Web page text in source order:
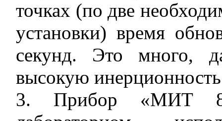
точках (по две
установки) время
секунд. Это много,
высокую инерционность
3. Прибор «МИТ